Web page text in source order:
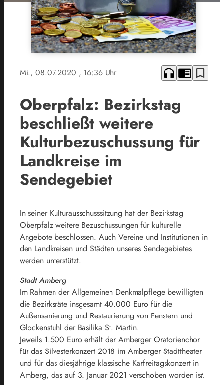
Mi., 08.07.2020 , 16:36 Uhr headphones chrome_reader_mode bookmark_border
Oberpfalz: Bezirkstag
beschließt weitere
Kulturbezuschussung für
Landkreise im
Sendegebiet
In seiner Kulturausschusssitzung hat der Bezirkstag
Oberpfalz weitere Bezuschussungen für kulturelle
Angebote beschlossen. Auch Vereine und Institutionen in
den Landkreisen und Städten unseres Sendegebietes
werden unterstützt.
Stadt Amberg
Im Rahmen der Allgemeinen Denkmalpflege bewilligten
die Bezirksräte insgesamt 40.000 Euro für die
Außensanierung und Restaurierung von Fenstern und
Glockenstuhl der Basilika St. Martin.
Jeweils 1.500 Euro erhält der Amberger Oratorienchor
für das Silvesterkonzert 2018 im Amberger Stadttheater
und für das diesjährige klassische Karfreitagskonzert in
Amberg, das auf 3. Januar 2021 verschoben worden ist.